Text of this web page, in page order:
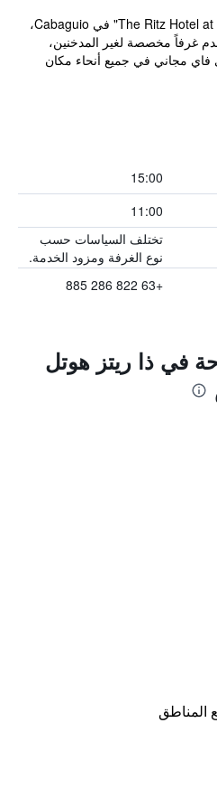
يقع مكان إقامة "The Ritz Hotel at Garden Oases" في Cabaguio،
ويقدم غرفاً مخصصة لغير المدخنين،
مجاني في جميع أنحاء مكان
15:00
11:00
تختلف السياسات حسب
نوع الغرفة ومزود الخدمة.
+63 822 286 885
في ذا ريتز هوتل
المناطق